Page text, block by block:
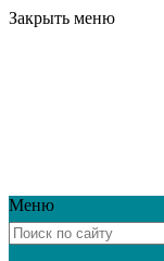
Закрыть меню
Меню